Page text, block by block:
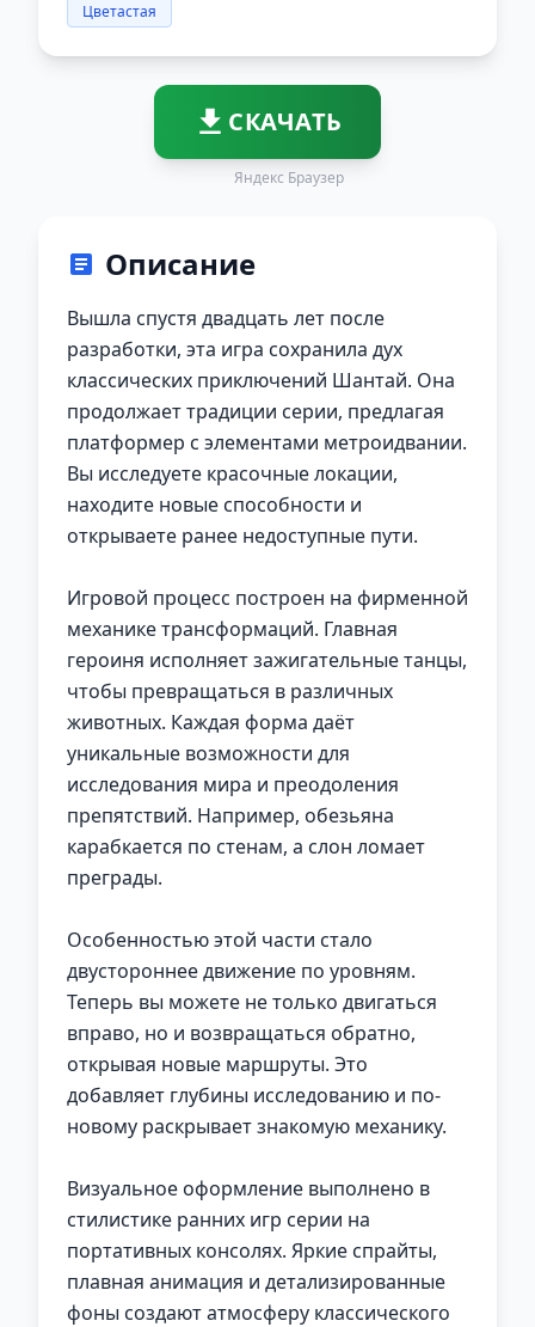
Цветастая
СКАЧАТЬ
Яндекс Браузер
Описание
Вышла спустя двадцать лет после
разработки, эта игра сохранила дух
классических приключений Шантай. Она
продолжает традиции серии, предлагая
платформер с элементами метроидвании.
Вы исследуете красочные локации,
находите новые способности и
открываете ранее недоступные пути.
Игровой процесс построен на фирменной
механике трансформаций. Главная
героиня исполняет зажигательные танцы,
чтобы превращаться в различных
животных. Каждая форма даёт
уникальные возможности для
исследования мира и преодоления
препятствий. Например, обезьяна
карабкается по стенам, а слон ломает
преграды.
Особенностью этой части стало
двустороннее движение по уровням.
Теперь вы можете не только двигаться
вправо, но и возвращаться обратно,
открывая новые маршруты. Это
добавляет глубины исследованию и по-
новому раскрывает знакомую механику.
Визуальное оформление выполнено в
стилистике ранних игр серии на
портативных консолях. Яркие спрайты,
плавная анимация и детализированные
фоны создают атмосферу классического